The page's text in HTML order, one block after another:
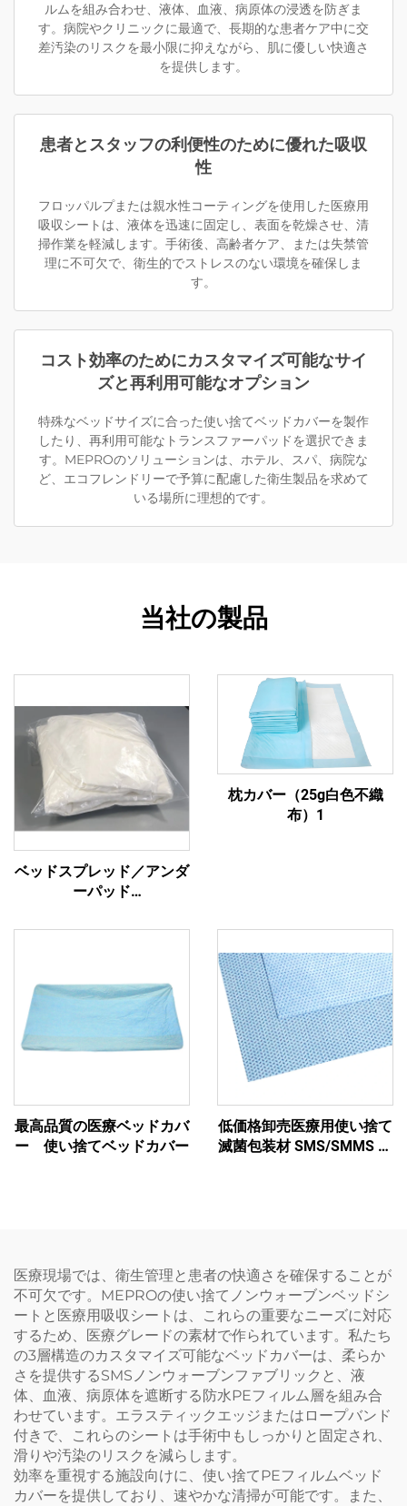
ルムを組み合わせ、液体、血液、病原体の浸透を防ぎま
す。病院やクリニックに最適で、長期的な患者ケア中に交
差汚染のリスクを最小限に抑えながら、肌に優しい快適さ
を提供します。
患者とスタッフの利便性のために優れた吸収
性
フロッパルプまたは親水性コーティングを使用した医療用
吸収シートは、液体を迅速に固定し、表面を乾燥させ、清
掃作業を軽減します。手術後、高齢者ケア、または失禁管
理に不可欠で、衛生的でストレスのない環境を確保しま
す。
コスト効率のためにカスタマイズ可能なサイ
ズと再利用可能なオプション
特殊なベッドサイズに合った使い捨てベッドカバーを製作
したり、再利用可能なトランスファーパッドを選択できま
す。MEPROのソリューションは、ホテル、スパ、病院な
ど、エコフレンドリーで予算に配慮した衛生製品を求めて
いる場所に理想的です。
当社の製品
ベッドスプレッド／アンダ
ーパッド
枕カバー（25g白色不織
布）1
最高品質の医療ベッドカバ
ー 使い捨てベッドカバー
低価格卸売医療用使い捨て
滅菌包装材 SMS/SMMS 非
医療現場では、衛生管理と患者の快適さを確保することが
不可欠です。MEPROの使い捨てノンウォーブンベッドシ
ートと医療用吸収シートは、これらの重要なニーズに対応
するため、医療グレードの素材で作られています。私たち
の3層構造のカスタマイズ可能なベッドカバーは、柔らか
さを提供するSMSノンウォーブンファブリックと、液
体、血液、病原体を遮断する防水PEフィルム層を組み合
わせています。エラスティックエッジまたはロープバンド
付きで、これらのシートは手術中もしっかりと固定され、
滑りや汚染のリスクを減らします。
効率を重視する施設向けに、使い捨てPEフィルムベッド
カバーを提供しており、速やかな清掃が可能です。また、